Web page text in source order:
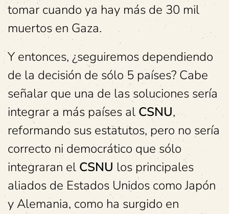
tomar cuando ya hay más de 30 mil
muertos en Gaza.
Y entonces, ¿seguiremos dependiendo
de la decisión de sólo 5 países? Cabe
señalar que una de las soluciones sería
integrar a más países alCSNU,
reformando sus estatutos, pero no sería
correcto ni democrático que sólo
integraran el CSNU los principales
aliados de Estados Unidos como Japón
y Alemania, como ha surgido en